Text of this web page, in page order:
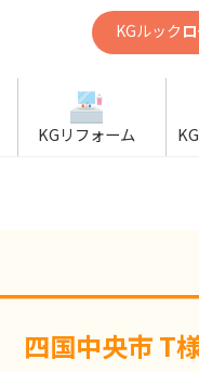
KGルック
KGリフォーム
四国中央市 T